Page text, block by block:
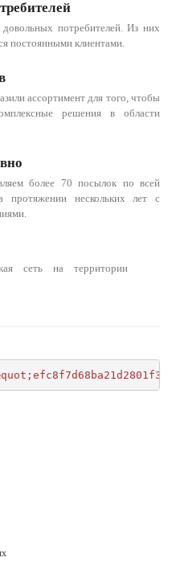
потребителей. Из них
постоянными клиентами.
ассортимент для того, чтобы
решения в области
более 70 посылок по всей
протяжении нескольких лет с
сеть на территории